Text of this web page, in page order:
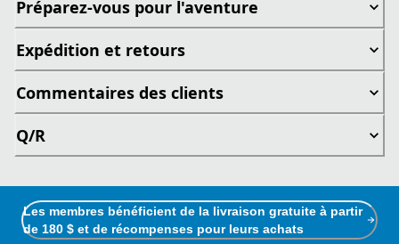
Préparez-vous pour l'aventure
Expédition et retours
Commentaires des clients
Q/R
Les membres bénéficient de la livraison gratuite à partir
de 180 $ et de récompenses pour leurs achats